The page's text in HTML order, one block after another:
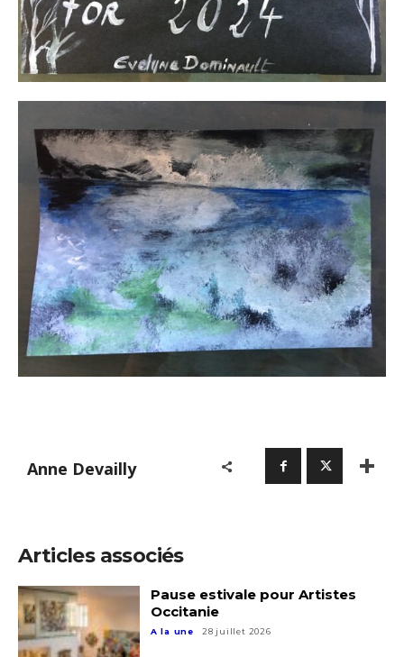
Anne Devailly
Articles associés
Pause estivale pour Artistes
Occitanie
A la une 28 juillet 2026